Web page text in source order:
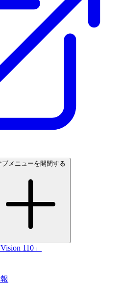
ブメニューを開閉する
110」